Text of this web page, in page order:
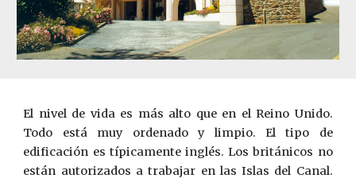
El nivel de vida es más alto que en el Reino Unido.
Todo está muy ordenado y limpio. El tipo de
edificación es típicamente inglés. Los británicos no
están autorizados a trabajar en las Islas del Canal.